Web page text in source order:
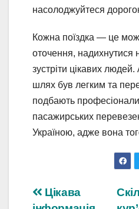
насолоджуйтеся
Кожна поїздка — це
оточення, надихнутися
зустріти цікавих
шлях був легким та
подбають
пасажирських
Україною, адже вона
Навігація
Цікава